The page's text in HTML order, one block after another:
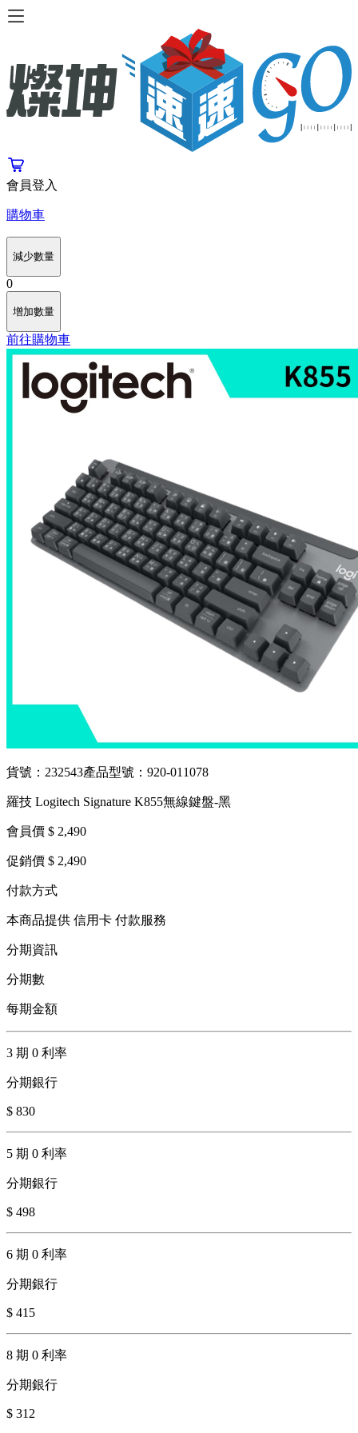
會員登入
購物車
減少數量
0
增加數量
前往購物車
貨號：232543產品型號：920-011078
羅技 Logitech Signature K855無線鍵盤-黑
會員價 $ 2,490
促銷價 $ 2,490
付款方式
本商品提供 信用卡 付款服務
分期資訊
分期數
每期金額
3 期 0 利率
分期銀行
$ 830
5 期 0 利率
分期銀行
$ 498
6 期 0 利率
分期銀行
$ 415
8 期 0 利率
分期銀行
$ 312